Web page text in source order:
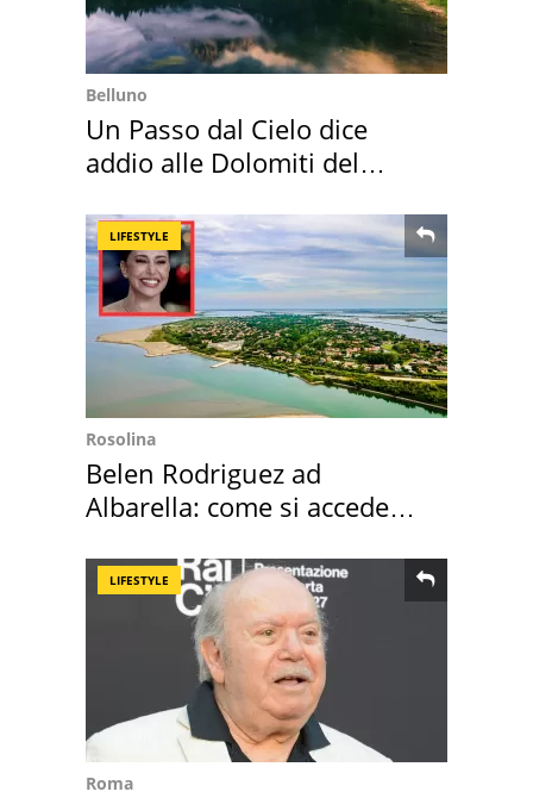
Belluno
Un Passo dal Cielo dice
addio alle Dolomiti del
LIFESTYLE
Rosolina
Belen Rodriguez ad
Albarella: come si accede
LIFESTYLE
Roma